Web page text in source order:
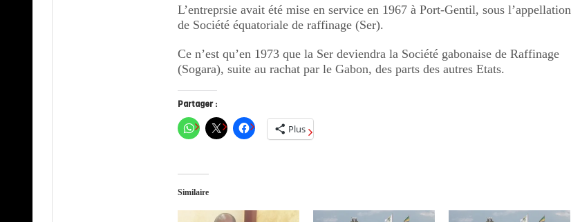
L’entreprsie avait été mise en service en 1967 à Port-Gentil, sous l’appellation
de Société équatoriale de raffinage (Ser).
Ce n’est qu’en 1973 que la Ser deviendra la Société gabonaise de Raffinage
(Sogara), suite au rachat par le Gabon, des parts des autres Etats.
Partager :
Plus
Similaire